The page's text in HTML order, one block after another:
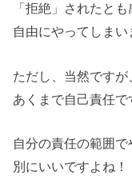
「拒絶」されたと
自由にやってしまい
ただし、当然ですが
あくまで自己責任で
自分の責任の範囲で
別にいいですよね！